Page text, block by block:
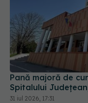
Pană majoră de
Spitalului
31 iul 2026, 17:31